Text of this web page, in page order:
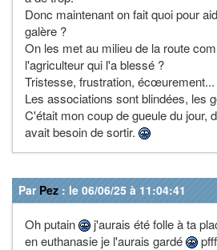
Donc maintenant on fait quoi pour
galère ?
On les met au milieu de la route
l'agriculteur qui l'a blessé ?
Tristesse, frustration, écœurement...
Les associations sont blindées, les
C'était mon coup de gueule du jour,
avait besoin de sortir.
Par Pez : le 06/06/25 à 11:04:41
Oh putain
j'aurais été folle à ta
en euthanasie je l'aurais gardé